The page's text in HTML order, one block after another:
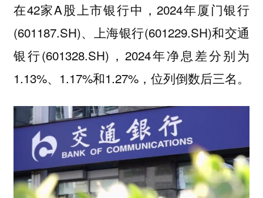
在42家A股上市银行中，2024年厦门银行
(601187.SH)、上海银行(601229.SH)和交通
银行(601328.SH)，2024年净息差分别为
1.13%、1.17%和1.27%，位列倒数后三名。